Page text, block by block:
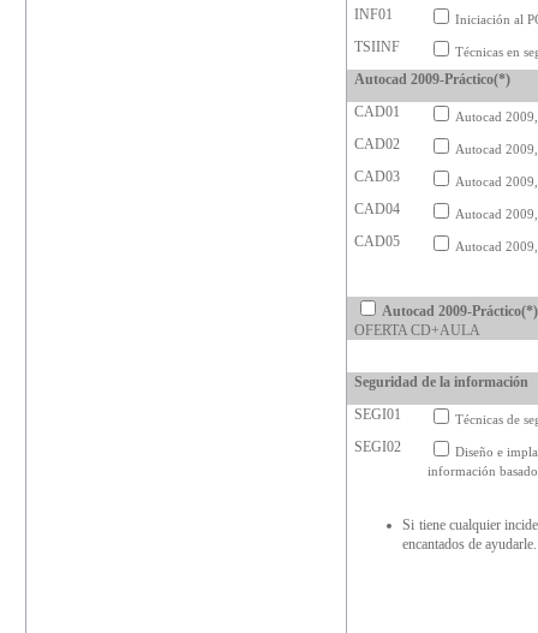
INF01 Iniciación al
TSIINF Técnicas en
Autocad 2009-Práctico(*)
CAD01
Autocad
CAD02 Autocad
CAD03 Autocad
CAD04 Autocad
CAD05 Autocad
Autocad 2009-
OFERTA CD+AULA
Seguridad de la información
SEGI01
Técnicas de
SEGI02
Diseño e
información
Si tiene cualquier
encantados de ayudarle.